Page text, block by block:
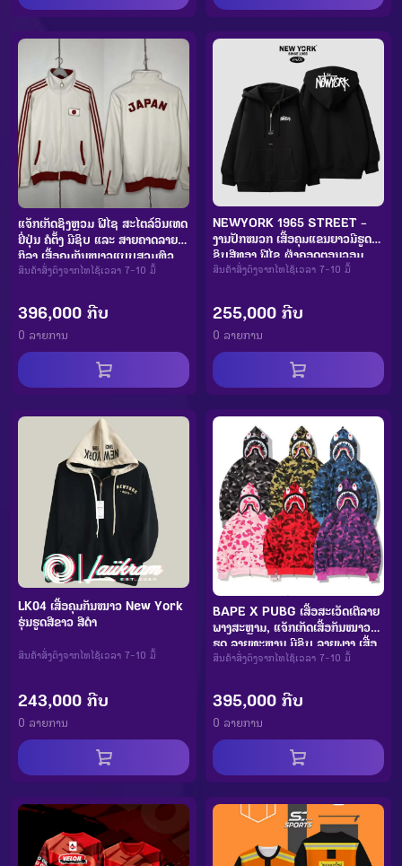
ແຈັກເກັດຊົງຫຼວມ ຟີໄຊ ສະໄຕລ໌ວິນເທດ
ຍີ່ປຸ່ນ ຄໍຕັ້ງ ມີຊິບ ແລະ ສາຍຄາດລາຍ
ກິລາ ເສື້ອຄຸມກັນໜາວແບບສວມຫົວ
ສຳລັບຜູ້ຍິງ
ສິນຄ້າສັ່ງຕົງຈາກໄທໄຊ້ເວລາ 7-10 ມື້
396,000 ກີບ
0 ລາຍການ
NEWYORK 1965 STREET -
ງານປັກໝວກ ເສື້ອຄຸມແຂນຍາວມີຮູດ
ຊິບສີທອງ ຟີໄຊ ຜ້າຄອດຕອນວອມ
ຄຸນນະພາບດີ ທົນທານ ແລະ ໃສ່ສະບາຍ
ສິນຄ້າສັ່ງຕົງຈາກໄທໄຊ້ເວລາ 7-10 ມື້
255,000 ກີບ
0 ລາຍການ
LK04 ເສື້ອຄຸມກັນໜາວ New York
ຮຸ່ນຮູດສີຂາວ ສີດຳ
ສິນຄ້າສັ່ງຕົງຈາກໄທໄຊ້ເວລາ 7-10 ມື້
243,000 ກີບ
0 ລາຍການ
BAPE X PUBG ເສື້ອສະເວັດເຕີລາຍ
ພາງສະຫຼາມ, ແຈັກເກັດເສື້ອກັນໜາວມີ
ຮູດ ລາຍທະຫານ ມີຊິບ ລາຍພາງ ເສື້ອ
ກິລາ
ສິນຄ້າສັ່ງຕົງຈາກໄທໄຊ້ເວລາ 7-10 ມື້
395,000 ກີບ
0 ລາຍການ